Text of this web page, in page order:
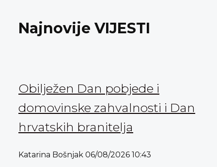
Najnovije VIJESTI
Obilježen Dan pobjede i
domovinske zahvalnosti i Dan
hrvatskih branitelja
Katarina Bošnjak 06/08/2026 10:43